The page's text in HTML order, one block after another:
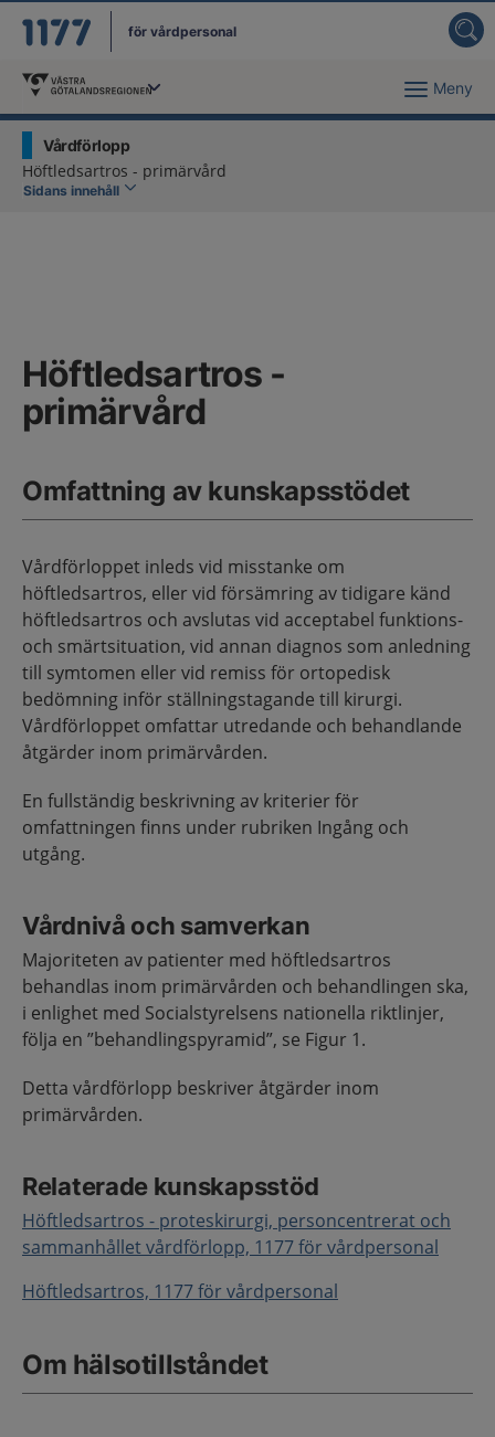
för vårdpersonal
Du har valt region Meny
Vårdförlopp
Höftledsartros - primärvård
Sidans innehåll
Höftledsartros -
primärvård
Omfattning av kunskapsstödet
Vårdförloppet inleds vid misstanke om
höftledsartros, eller vid försämring av tidigare känd
höftledsartros och avslutas vid acceptabel funktions-
och smärtsituation, vid annan diagnos som anledning
till symtomen eller vid remiss för ortopedisk
bedömning inför ställningstagande till kirurgi.
Vårdförloppet omfattar utredande och behandlande
åtgärder inom primärvården.
En fullständig beskrivning av kriterier för
omfattningen finns under rubriken Ingång och
utgång.
Vårdnivå och samverkan
Majoriteten av patienter med höftledsartros
behandlas inom primärvården och behandlingen ska,
i enlighet med Socialstyrelsens nationella riktlinjer,
följa en ”behandlingspyramid”, se Figur 1.
Detta vårdförlopp beskriver åtgärder inom
primärvården.
Relaterade kunskapsstöd
Höftledsartros - proteskirurgi, personcentrerat och
sammanhållet vårdförlopp, 1177 för vårdpersonal
Höftledsartros, 1177 för vårdpersonal
Om hälsotillståndet